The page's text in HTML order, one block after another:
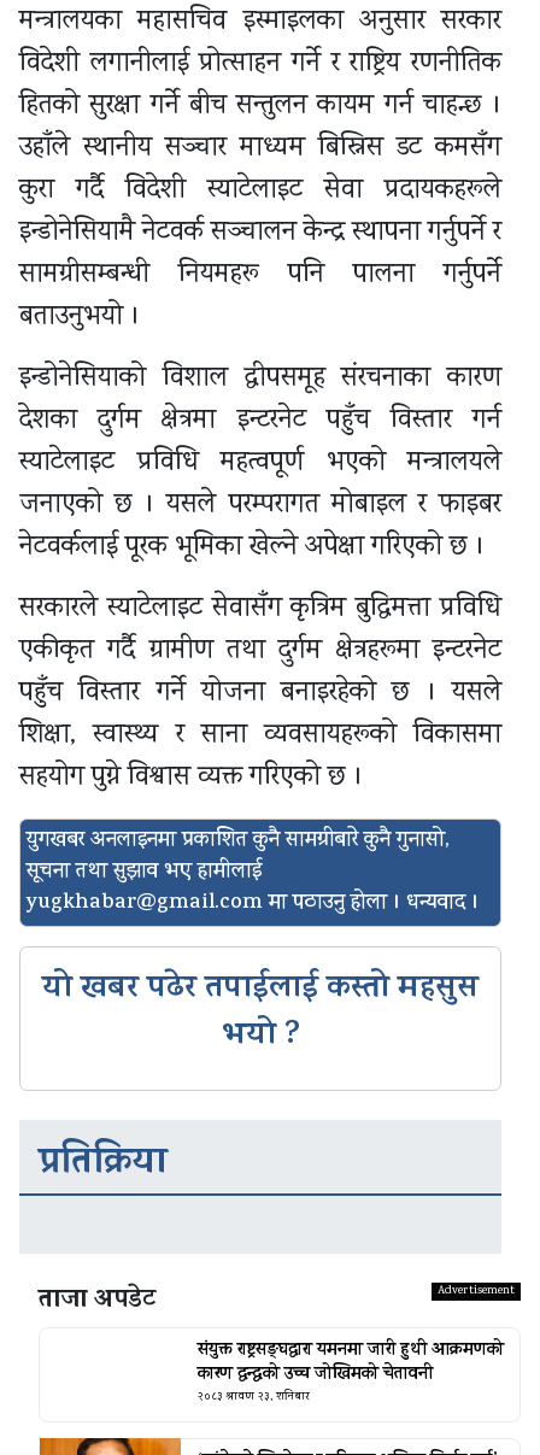
मन्त्रालयका महासचिव इस्माइलका अनुसार सरकार
विदेशी लगानीलाई प्रोत्साहन गर्ने र राष्ट्रिय रणनीतिक
हितको सुरक्षा गर्ने बीच सन्तुलन कायम गर्न चाहन्छ ।
उहाँले स्थानीय सञ्चार माध्यम बिस्निस डट कमसँग
कुरा गर्दै विदेशी स्याटेलाइट सेवा प्रदायकहरूले
इन्डोनेसियामै नेटवर्क सञ्चालन केन्द्र स्थापना गर्नुपर्ने र
सामग्रीसम्बन्धी नियमहरू पनि पालना गर्नुपर्ने
बताउनुभयो ।
इन्डोनेसियाको विशाल द्वीपसमूह संरचनाका कारण
देशका दुर्गम क्षेत्रमा इन्टरनेट पहुँच विस्तार गर्न
स्याटेलाइट प्रविधि महत्वपूर्ण भएको मन्त्रालयले
जनाएको छ । यसले परम्परागत मोबाइल र फाइबर
नेटवर्कलाई पूरक भूमिका खेल्ने अपेक्षा गरिएको छ ।
सरकारले स्याटेलाइट सेवासँग कृत्रिम बुद्धिमत्ता प्रविधि
एकीकृत गर्दै ग्रामीण तथा दुर्गम क्षेत्रहरूमा इन्टरनेट
पहुँच विस्तार गर्ने योजना बनाइरहेको छ । यसले
शिक्षा, स्वास्थ्य र साना व्यवसायहरूको विकासमा
सहयोग पुग्ने विश्वास व्यक्त गरिएको छ ।
युगखबर अनलाइनमा प्रकाशित कुनै सामग्रीबारे कुनै गुनासो,
सूचना तथा सुझाव भए हामीलाई
yugkhabar@gmail.comमा पठाउनु होला । धन्यवाद ।
यो खबर पढेर तपाईलाई कस्तो महसुस
भयो ?
प्रतिक्रिया
ताजा अपडेट
संयुक्त राष्ट्रसङ्घद्वारा यमनमा जारी हुथी आक्रमणको
कारण द्वन्द्वको उच्च जोखिमको चेतावनी
२०८३ श्रावण २३, शनिबार